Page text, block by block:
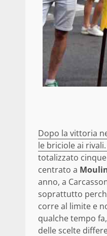
Dopo la vittoria
le briciole ai rivali.
totalizzato
centrato a
anno, a
soprattutto
corre al limite e
qualche tempo
delle scelte